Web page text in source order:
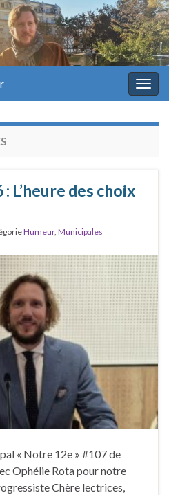
: L’heure des choix
Humeur, Municipales
« Notre 12e » #107 de
Ophélie Rota pour notre
Chère lectrices,